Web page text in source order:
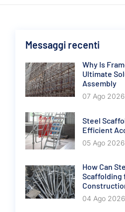
Messaggi recenti
Why Is
Ultimate
Assembly
07 Ago 2026
Steel
Efficient
05 Ago 2026
How Can
Scaffolding
04 Ago 2026